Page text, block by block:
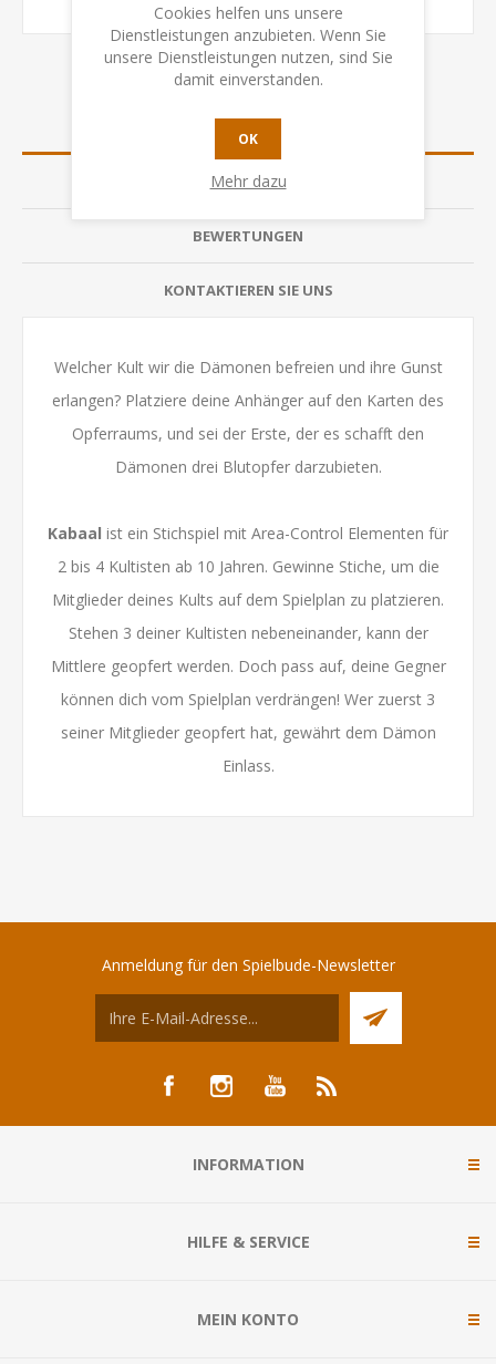
SPEZIFIKATION
BEWERTUNGEN
KONTAKTIEREN SIE UNS
Welcher Kult wir die Dämonen befreien und ihre Gunst
erlangen? Platziere deine Anhänger auf den Karten des
Opferraums, und sei der Erste, der es schafft den
Dämonen drei Blutopfer darzubieten.
Kabaal ist ein Stichspiel mit Area-Control Elementen für
2 bis 4 Kultisten ab 10 Jahren. Gewinne Stiche, um die
Mitglieder deines Kults auf dem Spielplan zu platzieren.
Stehen 3 deiner Kultisten nebeneinander, kann der
Mittlere geopfert werden. Doch pass auf, deine Gegner
können dich vom Spielplan verdrängen! Wer zuerst 3
seiner Mitglieder geopfert hat, gewährt dem Dämon
Einlass.
Anmeldung für den Spielbude-Newsletter
INFORMATION
HILFE & SERVICE
MEIN KONTO
Cookies helfen uns unsere
Dienstleistungen anzubieten. Wenn Sie
unsere Dienstleistungen nutzen, sind Sie
damit einverstanden.
OK
Mehr dazu